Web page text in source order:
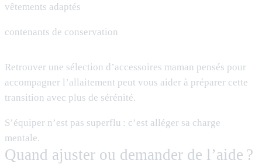
vêtements adaptés
contenants de conservation
Retrouver une sélection d’accessoires maman pensés pour
accompagner l’allaitement peut vous aider à préparer cette
transition avec plus de sérénité.
S’équiper n’est pas superflu : c’est alléger sa charge
mentale.
Quand ajuster ou demander de l’aide ?